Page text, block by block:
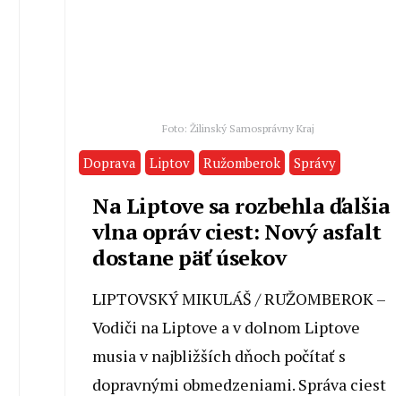
Foto: Žilinský Samosprávny Kraj
Doprava Liptov Ružomberok Správy
Na Liptove sa rozbehla ďalšia
vlna opráv ciest: Nový asfalt
dostane päť úsekov
LIPTOVSKÝ MIKULÁŠ / RUŽOMBEROK –
Vodiči na Liptove a v dolnom Liptove
musia v najbližších dňoch počítať s
dopravnými obmedzeniami. Správa ciest